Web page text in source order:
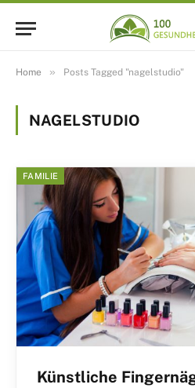
Home » Posts Tagged "nagelstudio"
NAGELSTUDIO
FAMILIE
Künstliche